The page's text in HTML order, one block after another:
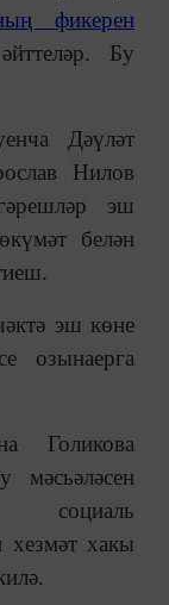
фикерен
Бу
Дәүләт
Нилов
эш
белән
эш көне
озынаерга
Голикова
мәсьәләсен
социаль
хезмәт хакы